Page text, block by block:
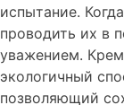
испытание.
проводить их в
уважением.
экологичный
позволяющий